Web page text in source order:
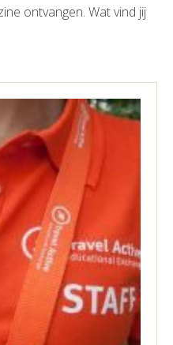
ontvangen. Wat vind jij